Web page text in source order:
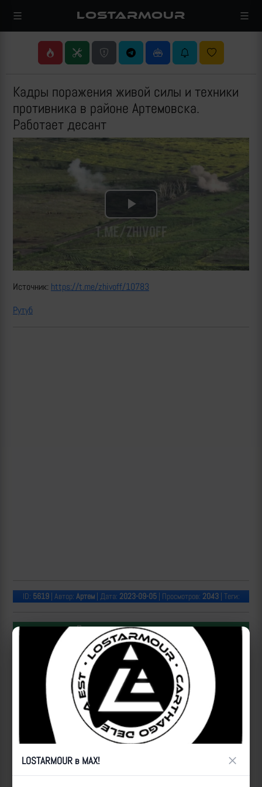
LOSTARMOUR
Кадры поражения живой силы и техники
противника в районе Артемовска.
Работает десант
Play
Источник: https://t.me/zhivoff/10783
Рутуб
ID: 5619| Автор: Артем| Дата: 2023-09-05| Просмотров: 2043| Теги:
Популярные за сегодня видео
Операторы Центра "Рубикон" бьют по целям ВСУ на
LOSTARMOUR в MAX! ×